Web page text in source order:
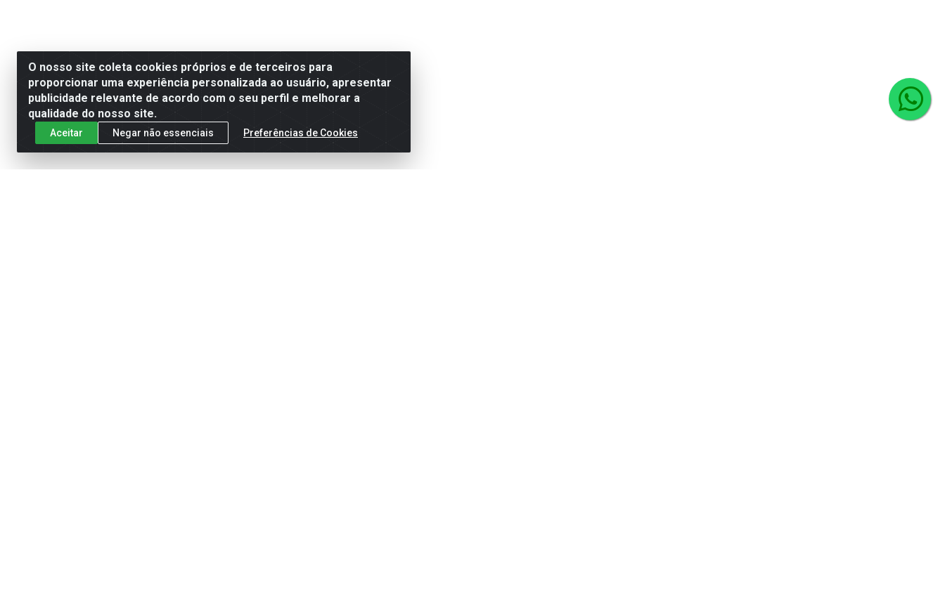
O nosso site coleta cookies próprios e de terceiros para
proporcionar uma experiência personalizada ao usuário, apresentar
publicidade relevante de acordo com o seu perfil e melhorar a
qualidade do nosso site.
Aceitar Negar não essenciais Preferências de Cookies